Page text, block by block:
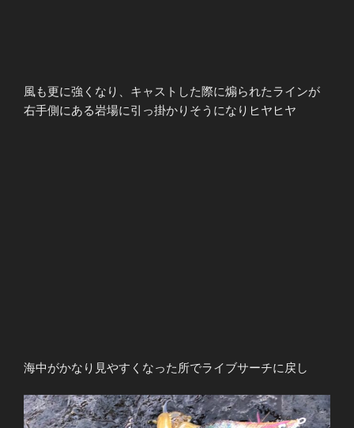
風も更に強くなり、キャストした際に煽られたラインが
右手側にある岩場に引っ掛かりそうになりヒヤヒヤ
海中がかなり見やすくなった所でライブサーチに戻し